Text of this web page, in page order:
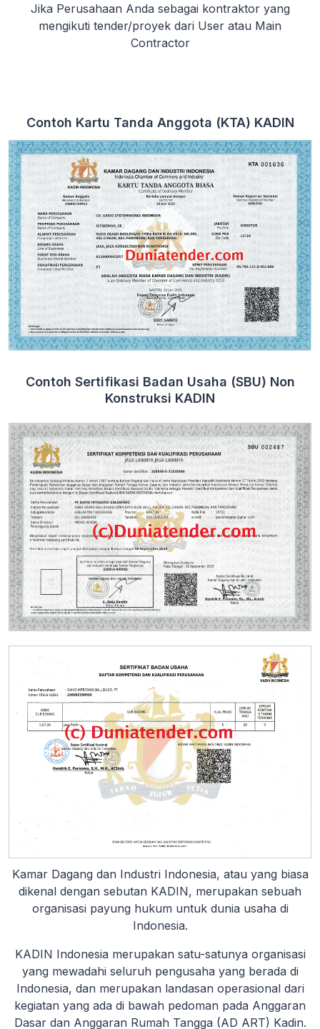
Jika Perusahaan Anda sebagai kontraktor yang
mengikuti tender/proyek dari User atau Main
Contractor
Contoh Kartu Tanda Anggota (KTA) KADIN
Contoh Sertifikasi Badan Usaha (SBU) Non
Konstruksi KADIN
Kamar Dagang dan Industri Indonesia, atau yang biasa
dikenal dengan sebutan KADIN, merupakan sebuah
organisasi payung hukum untuk dunia usaha di
Indonesia.
KADIN Indonesia merupakan satu-satunya organisasi
yang mewadahi seluruh pengusaha yang berada di
Indonesia, dan merupakan landasan operasional dari
kegiatan yang ada di bawah pedoman pada Anggaran
Dasar dan Anggaran Rumah Tangga (AD ART) Kadin.